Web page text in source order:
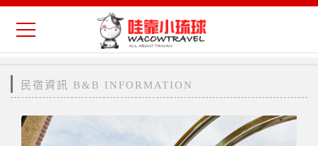
民宿資訊 B&B INFORMATION